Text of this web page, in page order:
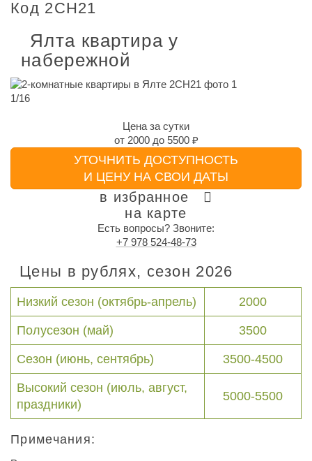
Код 2CH21
Ялта квартира у
набережной
1/16
Цена за сутки
от 2000до 5500 ₽
УТОЧНИТЬ ДОСТУПНОСТЬ
И ЦЕНУ НА СВОИ ДАТЫ
в избранное
на карте
Есть вопросы? Звоните:
+7 978 524-48-73
Цены в рублях, сезон 2026
Низкий сезон (октябрь-апрель) 2000
Полусезон (май) 3500
Сезон (июнь, сентябрь) 3500-4500
Высокий сезон (июль, август,
праздники)
5000-5500
Примечания: